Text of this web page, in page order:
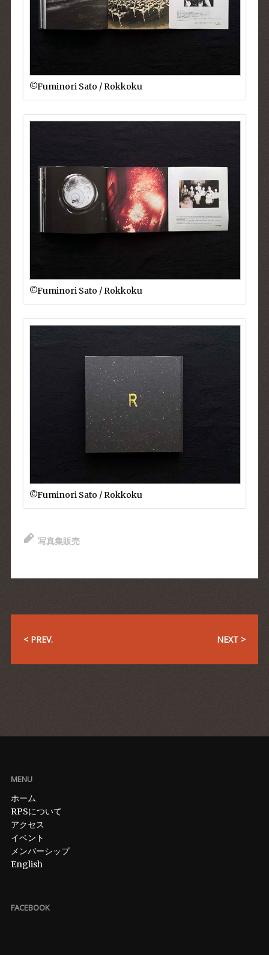
©︎Fuminori Sato / Rokkoku
©︎Fuminori Sato / Rokkoku
©︎Fuminori Sato / Rokkoku
写真集販売
< PREV. NEXT >
MENU
ホーム
RPSについて
アクセス
イベント
メンバーシップ
English
FACEBOOK